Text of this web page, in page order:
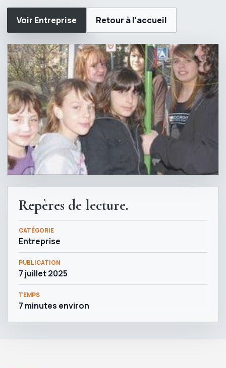
Voir Entreprise Retour à l’accueil
Repères de lecture.
CATÉGORIE
Entreprise
PUBLICATION
7 juillet 2025
TEMPS
7 minutes environ